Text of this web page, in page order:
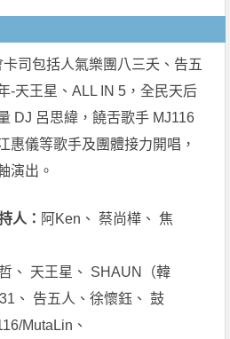
司包括人氣樂團八三夭、告五
-天王星、ALL IN 5，全民天后
DJ 呂思緯，饒舌歌手 MJ116
惠儀等歌手及團體接力開唱，
演出。
人： 阿Ken、 蔡尚樺、 焦
、 天王星、 SHAUN（韓
、 告五人、徐懷鈺、 鼓
MutaLin、